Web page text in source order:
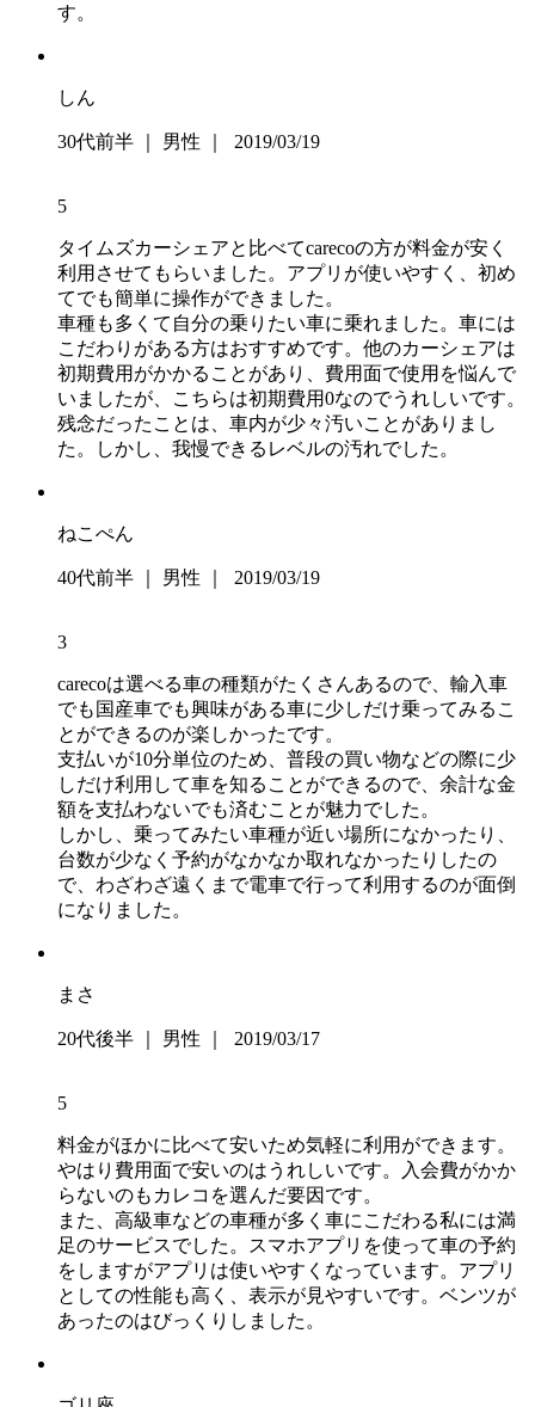
す。
しん
30代前半 ｜ 男性 ｜ 2019/03/19
5
タイムズカーシェアと比べてcarecoの方が料金が安く
利用させてもらいました。アプリが使いやすく、初め
てでも簡単に操作ができました。
車種も多くて自分の乗りたい車に乗れました。車には
こだわりがある方はおすすめです。他のカーシェアは
初期費用がかかることがあり、費用面で使用を悩んで
いましたが、こちらは初期費用0なのでうれしいです。
残念だったことは、車内が少々汚いことがありまし
た。しかし、我慢できるレベルの汚れでした。
ねこぺん
40代前半 ｜ 男性 ｜ 2019/03/19
3
carecoは選べる車の種類がたくさんあるので、輸入車
でも国産車でも興味がある車に少しだけ乗ってみるこ
とができるのが楽しかったです。
支払いが10分単位のため、普段の買い物などの際に少
しだけ利用して車を知ることができるので、余計な金
額を支払わないでも済むことが魅力でした。
しかし、乗ってみたい車種が近い場所になかったり、
台数が少なく予約がなかなか取れなかったりしたの
で、わざわざ遠くまで電車で行って利用するのが面倒
になりました。
まさ
20代後半 ｜ 男性 ｜ 2019/03/17
5
料金がほかに比べて安いため気軽に利用ができます。
やはり費用面で安いのはうれしいです。入会費がかか
らないのもカレコを選んだ要因です。
また、高級車などの車種が多く車にこだわる私には満
足のサービスでした。スマホアプリを使って車の予約
をしますがアプリは使いやすくなっています。アプリ
としての性能も高く、表示が見やすいです。ベンツが
あったのはびっくりしました。